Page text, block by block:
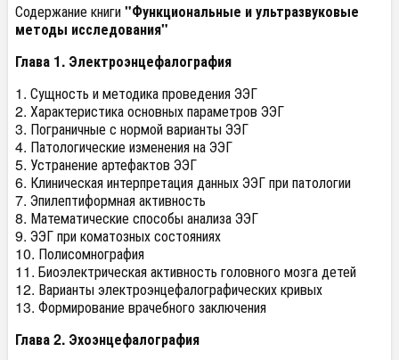
Содержание книги"Функциональные и ультразвуковые
методы исследования"
Глава 1. Электроэнцефалография
1. Сущность и методика проведения ЭЭГ
2. Характеристика основных параметров ЭЭГ
3. Пограничные с нормой варианты ЭЭГ
4. Патологические изменения на ЭЭГ
5. Устранение артефактов ЭЭГ
6. Клиническая интерпретация данных ЭЭГ при патологии
7. Эпилептиформная активность
8. Математические способы анализа ЭЭГ
9. ЭЭГ при коматозных состояниях
10. Полисомнография
11. Биоэлектрическая активность головного мозга детей
12. Варианты электроэнцефалографических кривых
13. Формирование врачебного заключения
Глава 2. Эхоэнцефалография